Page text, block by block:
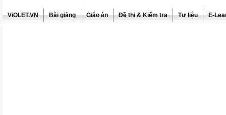
ViOLET.VN Bài giảng Giáo án Đề thi & Kiểm tra Tư liệu E-